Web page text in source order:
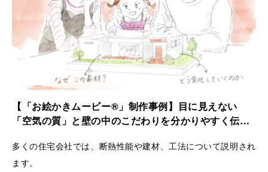
【「お絵かきムービー®」制作事例】目に見えない
「空気の質」と壁の中のこだわりを分かりやすく伝え
多くの住宅会社では、断熱性能や建材、工法について説明され
ます。